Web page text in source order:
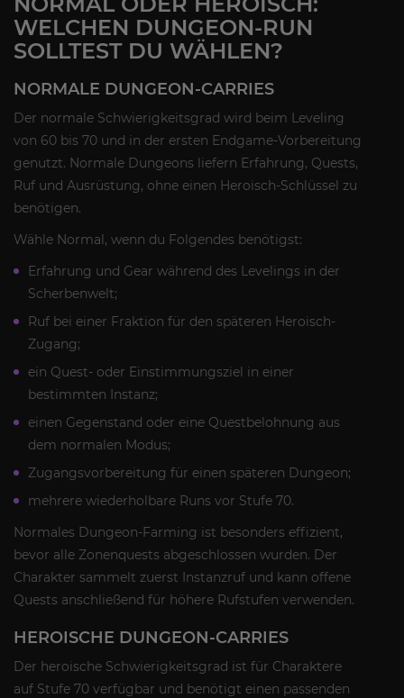
WELCHEN DUNGEON-RUN
SOLLTEST DU WÄHLEN?
NORMALE DUNGEON-CARRIES
Der normale Schwierigkeitsgrad wird beim Leveling
von 60 bis 70 und in der ersten Endgame-Vorbereitung
genutzt. Normale Dungeons liefern Erfahrung, Quests,
Ruf und Ausrüstung, ohne einen Heroisch-Schlüssel zu
benötigen.
Wähle Normal, wenn du Folgendes benötigst:
Erfahrung und Gear während des Levelings in der
Scherbenwelt;
Ruf bei einer Fraktion für den späteren Heroisch-
Zugang;
ein Quest- oder Einstimmungsziel in einer
bestimmten Instanz;
einen Gegenstand oder eine Questbelohnung aus
dem normalen Modus;
Zugangsvorbereitung für einen späteren Dungeon;
mehrere wiederholbare Runs vor Stufe 70.
Normales Dungeon-Farming ist besonders effizient,
bevor alle Zonenquests abgeschlossen wurden. Der
Charakter sammelt zuerst Instanzruf und kann offene
Quests anschließend für höhere Rufstufen verwenden.
HEROISCHE DUNGEON-CARRIES
Der heroische Schwierigkeitsgrad ist für Charaktere
auf Stufe 70 verfügbar und benötigt einen passenden